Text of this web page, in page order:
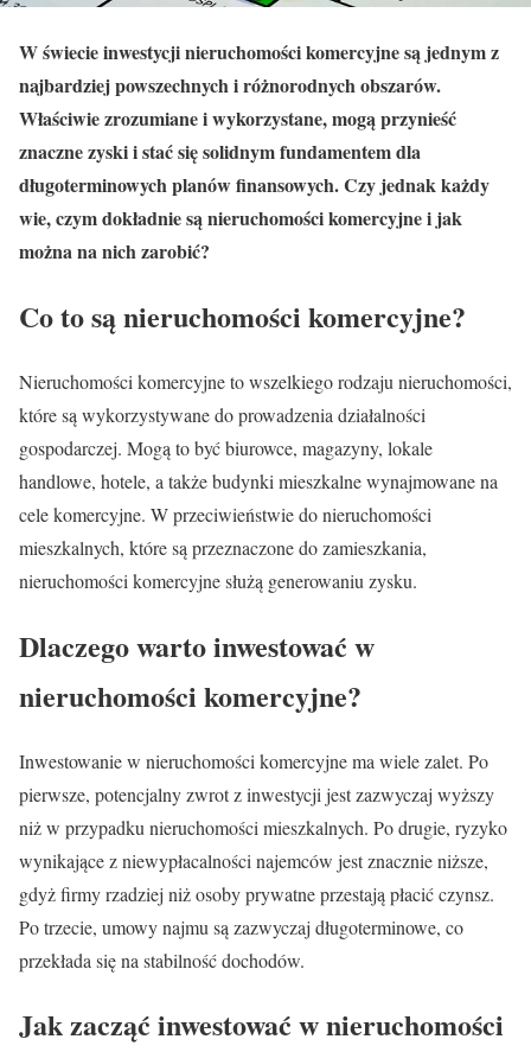
W świecie inwestycji nieruchomości komercyjne są jednym z
najbardziej powszechnych i różnorodnych obszarów.
Właściwie zrozumiane i wykorzystane, mogą przynieść
znaczne zyski i stać się solidnym fundamentem dla
długoterminowych planów finansowych. Czy jednak każdy
wie, czym dokładnie są nieruchomości komercyjne i jak
można na nich zarobić?
Co to są nieruchomości komercyjne?
Nieruchomości komercyjne to wszelkiego rodzaju nieruchomości,
które są wykorzystywane do prowadzenia działalności
gospodarczej. Mogą to być biurowce, magazyny, lokale
handlowe, hotele, a także budynki mieszkalne wynajmowane na
cele komercyjne. W przeciwieństwie do nieruchomości
mieszkalnych, które są przeznaczone do zamieszkania,
nieruchomości komercyjne służą generowaniu zysku.
Dlaczego warto inwestować w
nieruchomości komercyjne?
Inwestowanie w nieruchomości komercyjne ma wiele zalet. Po
pierwsze, potencjalny zwrot z inwestycji jest zazwyczaj wyższy
niż w przypadku nieruchomości mieszkalnych. Po drugie, ryzyko
wynikające z niewypłacalności najemców jest znacznie niższe,
gdyż firmy rzadziej niż osoby prywatne przestają płacić czynsz.
Po trzecie, umowy najmu są zazwyczaj długoterminowe, co
przekłada się na stabilność dochodów.
Jak zacząć inwestować w nieruchomości